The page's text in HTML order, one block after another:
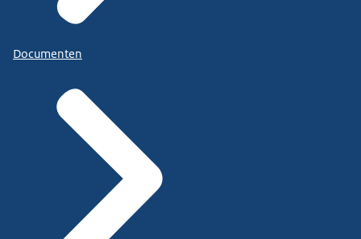
Documenten